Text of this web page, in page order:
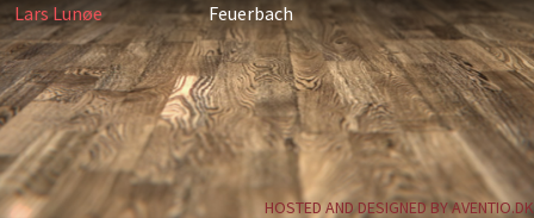
Lars Lunøe
Feuerbach
HOSTED AND DESIGNED BY AVENTIO.DK